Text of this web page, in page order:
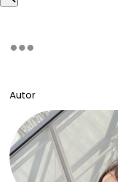
Autor